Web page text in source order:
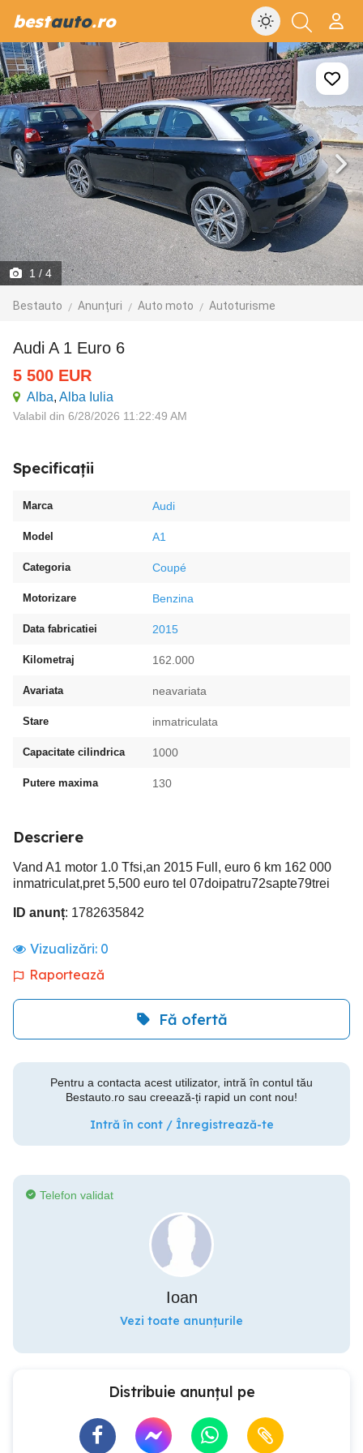
bestauto.ro
1 / 4
Bestauto Anunțuri Auto moto Autoturisme
Audi A 1 Euro 6
5 500 EUR
Alba, Alba Iulia
Valabil din 6/28/2026 11:22:49 AM
Specificații
Marca Audi
Model A1
Categoria Coupé
Motorizare Benzina
Data fabricatiei 2015
Kilometraj 162.000
Avariata neavariata
Stare inmatriculata
Capacitate cilindrica 1000
Putere maxima 130
Descriere
Vand A1 motor 1.0 Tfsi,an 2015 Full, euro 6 km 162 000
inmatriculat,pret 5,500 euro tel 07doipatru72sapte79trei
ID anunț: 1782635842
Vizualizări: 0
Raportează
Fă ofertă
Pentru a contacta acest utilizator, intră în contul tău
Bestauto.ro sau creează-ți rapid un cont nou!
Intră în cont / Înregistrează-te
Telefon validat
Ioan
Vezi toate anunțurile
Distribuie anunțul pe